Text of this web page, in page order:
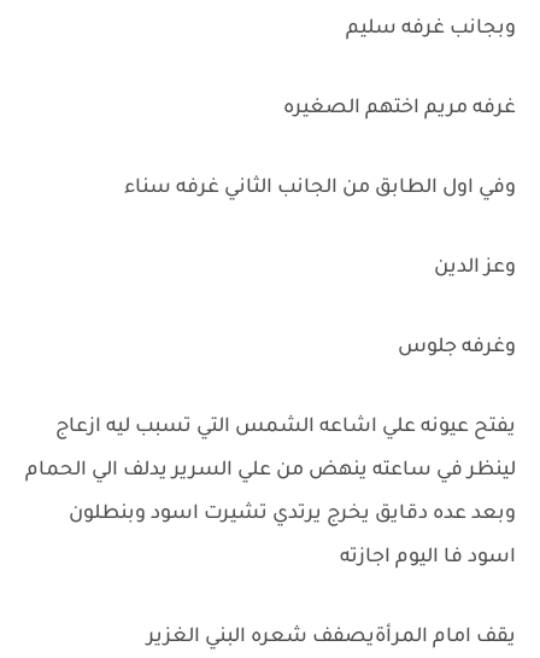
وبجانب غرفه سليم
غرفه مريم اختهم الصغيره
وفي اول الطابق من الجانب الثاني غرفه سناء
وعز الدين
وغرفه جلوس
يفتح عيونه علي اشاعه الشمس التي تسبب ليه ازعاج
لينظر في ساعته ينهض من علي السرير يدلف الي الحمام
وبعد عده دقايق يخرج يرتدي تشيرت اسود وبنطلون
اسود فا اليوم اجازته
يقف امام المرأةيصفف شعره البني الغزير